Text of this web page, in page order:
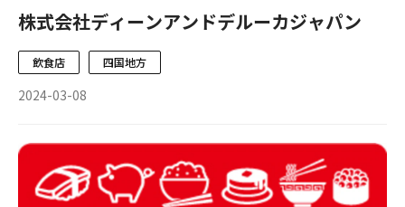
株式会社ディーンアンドデルーカジャパン
飲食店 四国地方
2024-03-08